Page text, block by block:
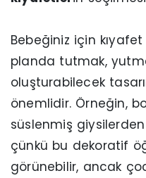
Bebeğiniz için
planda tutmak,
oluşturabilecek
önemlidir. Örneğin,
süslenmiş
çünkü bu dekoratif
görünebilir, ancak